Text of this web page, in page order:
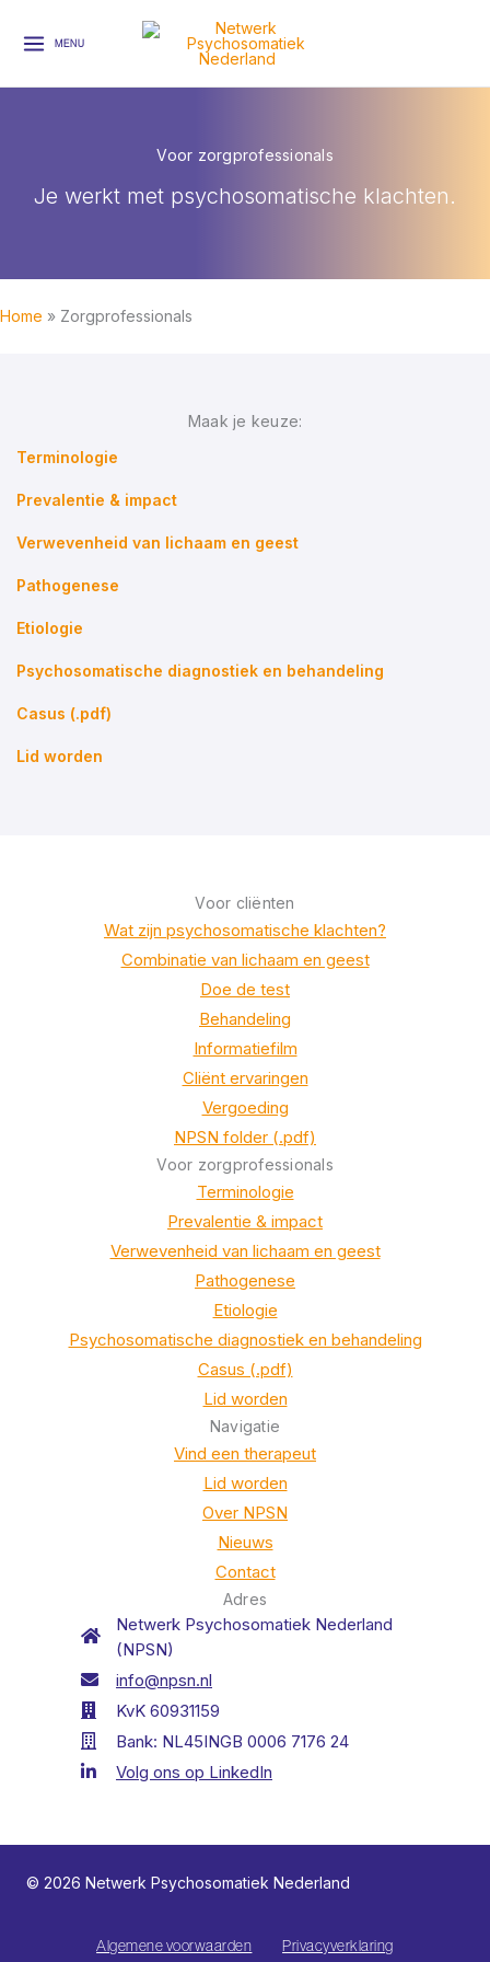
naar
inhoud
MENU
Voor zorgprofessionals
Je werkt met psychosomatische klachten.
Home Zorgprofessionals
Maak je keuze:
Terminologie
Prevalentie & impact
Verwevenheid van lichaam en geest
Pathogenese
Etiologie
Psychosomatische diagnostiek en behandeling
Casus (.pdf)
Lid worden
Voor cliënten
Wat zijn psychosomatische klachten?
Combinatie van lichaam en geest
Doe de test
Behandeling
Informatiefilm
Cliënt ervaringen
Vergoeding
NPSN folder (.pdf)
Voor zorgprofessionals
Terminologie
Prevalentie & impact
Verwevenheid van lichaam en geest
Pathogenese
Etiologie
Psychosomatische diagnostiek en behandeling
Casus (.pdf)
Lid worden
Navigatie
Vind een therapeut
Lid worden
Over NPSN
Nieuws
Contact
Adres
Netwerk Psychosomatiek Nederland
(NPSN)
info@npsn.nl
KvK 60931159
Bank: NL45INGB 0006 7176 24
Volg ons op LinkedIn
© 2026 Netwerk Psychosomatiek Nederland
Algemene voorwaarden Privacyverklaring